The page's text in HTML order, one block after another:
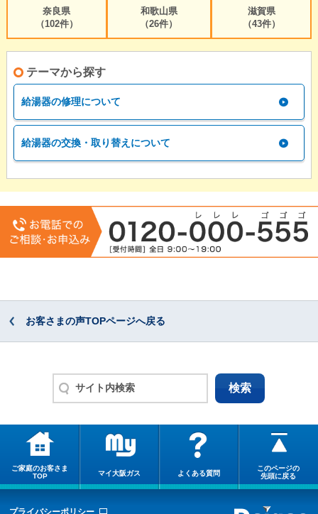
奈良県
（102件）
和歌山県
（26件）
滋賀県
（43件）
テーマから探す
給湯器の修理について
給湯器の交換・取り替えについて
お客さまの声TOPページへ戻る
ご家庭のお客さま
TOP
マイ大阪ガス よくある質問
このページの
先頭に戻る
プライバシーポリシー